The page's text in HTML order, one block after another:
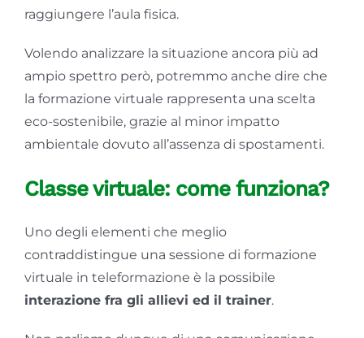
raggiungere l’aula fisica.
Volendo analizzare la situazione ancora più ad
ampio spettro però, potremmo anche dire che
la formazione virtuale rappresenta una scelta
eco-sostenibile, grazie al minor impatto
ambientale dovuto all’assenza di spostamenti.
Classe virtuale: come funziona?
Uno degli elementi che meglio
contraddistingue una sessione di formazione
virtuale in teleformazione è la possibile
interazione fra gli allievi ed il trainer.